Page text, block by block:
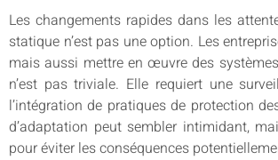
Les changements rapides dans les
statique n’est pas une option. Les
mais aussi mettre en œuvre des
n’est pas triviale. Elle requiert une
l’intégration de pratiques de protection
d’adaptation peut sembler intimidant,
pour éviter les conséquences